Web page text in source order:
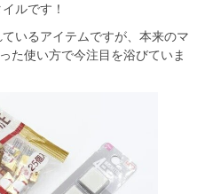
ルです！
いるアイテムですが、本来のマ
た使い方で今注目を浴びていま